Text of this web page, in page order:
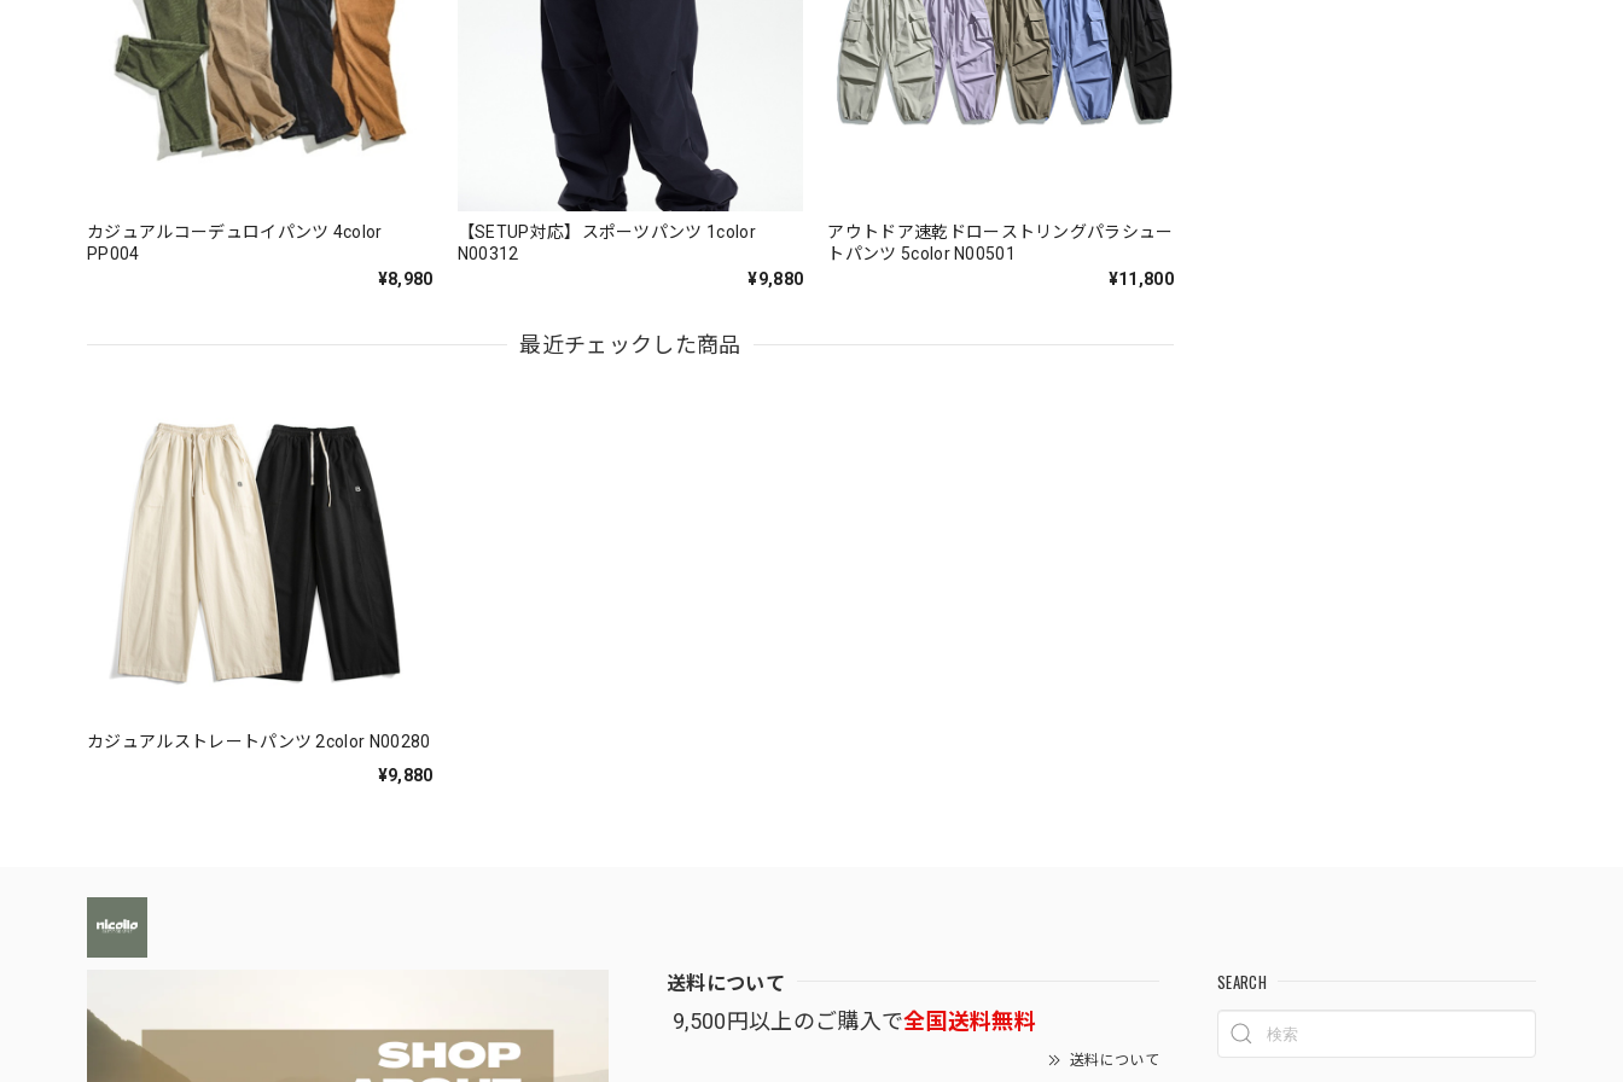
カジュアルコーデュロイパンツ 4color
PP004
¥8,980
【SETUP対応】スポーツパンツ 1color
N00312
¥9,880
アウトドア速乾ドローストリングパラシュー
トパンツ 5color N00501
¥11,800
最近チェックした商品
カジュアルストレートパンツ 2color N00280
¥9,880
送料について
9,500円以上のご購入で全国送料無料
送料について
SEARCH